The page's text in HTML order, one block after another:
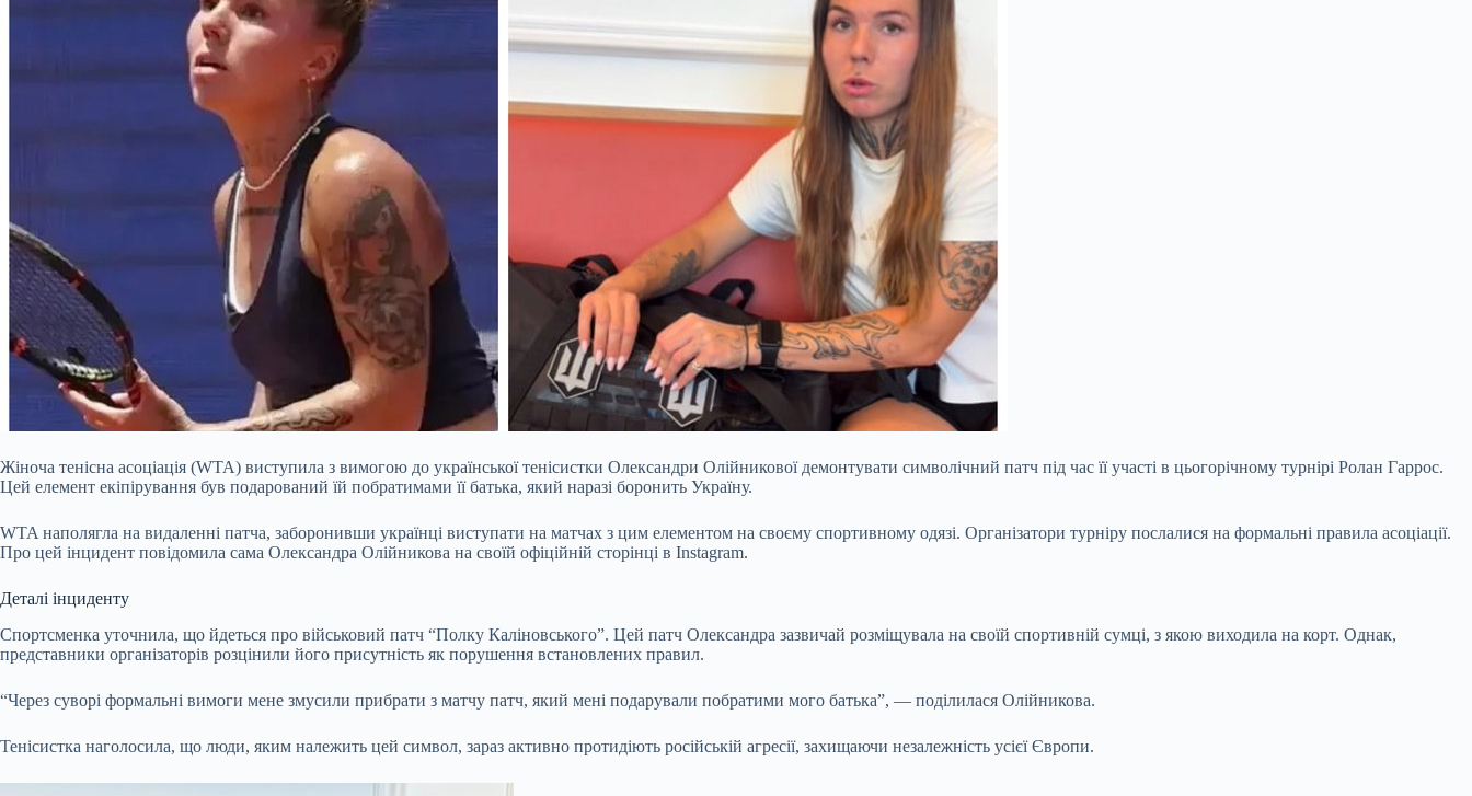
Жіноча тенісна асоціація (WTA) виступила з вимогою до української тенісистки Олександри Олійникової демонтувати символічний патч під час її участі в цьогорічному турнірі Ролан Гаррос.
Цей елемент екіпірування був подарований їй побратимами її батька, який наразі боронить Україну.
WTA наполягла на видаленні патча, заборонивши українці виступати на матчах з цим елементом на своєму спортивному одязі. Організатори турніру послалися на формальні правила асоціації.
Про цей інцидент повідомила сама Олександра Олійникова на своїй офіційній сторінці в Instagram.
Деталі інциденту
Спортсменка уточнила, що йдеться про військовий патч “Полку Каліновського”. Цей патч Олександра зазвичай розміщувала на своїй спортивній сумці, з якою виходила на корт. Однак,
представники організаторів розцінили його присутність як порушення встановлених правил.
“Через суворі формальні вимоги мене змусили прибрати з матчу патч, який мені подарували побратими мого батька”, — поділилася Олійникова.
Тенісистка наголосила, що люди, яким належить цей символ, зараз активно протидіють російській агресії, захищаючи незалежність усієї Європи.